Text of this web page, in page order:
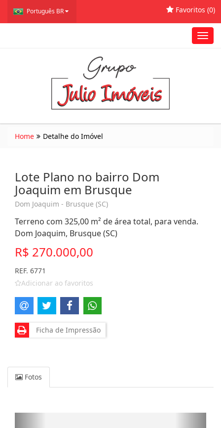
Português BR Favoritos (0)
Home Detalhe do Imóvel
Lote Plano no bairro Dom
Joaquim em Brusque
Dom Joaquim - Brusque (SC)
Terreno com 325,00 m² de área total, para venda.
Dom Joaquim, Brusque (SC)
R$ 270.000,00
REF. 6771
Adicionar ao favoritos
Ficha de Impressão
Fotos